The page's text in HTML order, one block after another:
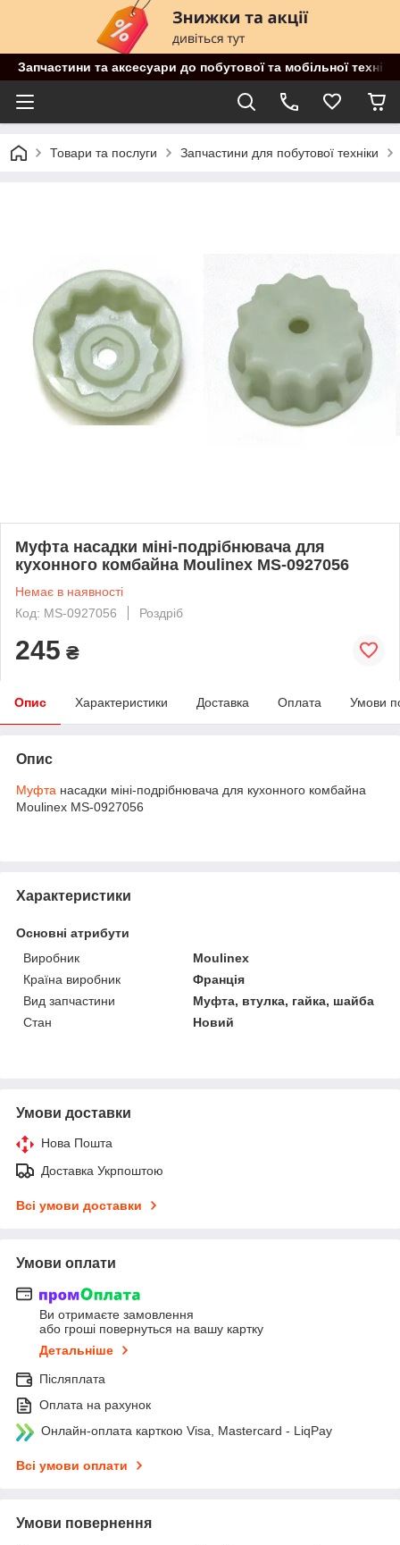
Запчастини та аксесуари до побутової та мобільної
Товари та послуги Запчастини для побутової техніки
Муфта насадки міні-подрібнювача для
кухонного комбайна Moulinex MS-0927056
Немає в наявності
Код: MS-0927056
Роздріб
245 ₴
Опис Характеристики Доставка Оплата Умови
Опис
Муфта насадки міні-подрібнювача для кухонного комбайна
Moulinex MS-0927056
Характеристики
Основні атрибути
Виробник
Moulinex
Країна виробник
Франція
Вид запчастини
Муфта, втулка, гайка, шайба
Стан
Новий
Умови доставки
Нова Пошта
Доставка Укрпоштою
Всі умови доставки
Умови оплати
Ви отримаєте замовлення
або гроші повернуться на вашу картку
Детальніше
Післяплата
Оплата на рахунок
Онлайн-оплата карткою Visa, Mastercard - LiqPay
Всі умови оплати
Умови повернення